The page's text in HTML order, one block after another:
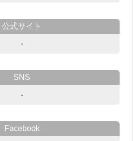
公式サイト
-
SNS
-
Facebook